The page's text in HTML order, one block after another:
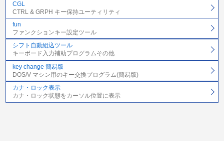
CGL
CTRL & GRPH キー保持ユーティリティ
fun
ファンクションキー設定ツール
シフト自動組込ツール
キーボード入力補助プログラムその他
key change 簡易版
DOS/V マシン用のキー交換プログラム(簡易版)
カナ・ロック表示
カナ・ロック状態をカーソル位置に表示